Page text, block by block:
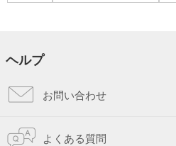
ヘルプ
お問い合わせ
よくある質問